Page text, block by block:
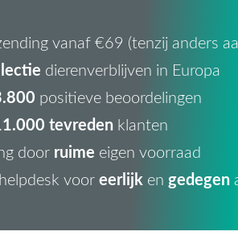
vanaf €69 (tenzij anders
dierenverblijven in Europa
positieve beoordelingen
tevredenklanten
door ruime eigen voorraad
vooreerlijken gedegen